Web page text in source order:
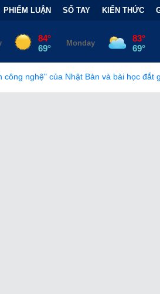
PHIẾM LUẬN SỔ TAY KIẾN THỨC
và bài học đắt giá • Bẫy Tài